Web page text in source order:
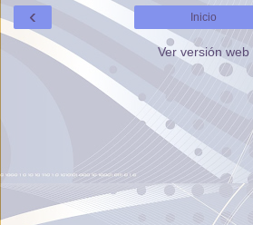
‹ Inicio
Ver versión web